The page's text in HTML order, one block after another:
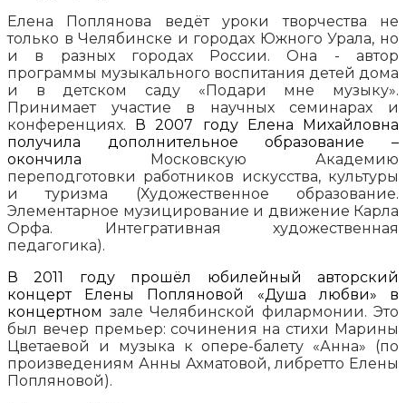
Елена Поплянова ведёт уроки творчества не
только в Челябинске и городах Южного Урала, но
и в разных городах России. Она - автор
программы музыкального воспитания детей дома
и в детском саду «Подари мне музыку».
Принимает участие в научных семинарах и
конференциях. В 2007 году Елена Михайловна
получила дополнительное образование –
окончила
Московскую Академию
переподготовки работников искусства, культуры
и туризма (Художественное образование.
Элементарное музицирование и движение Карла
Орфа. Интегративная художественная
педагогика).
В 2011 году прошёл юбилейный авторский
концерт Елены Попляновой «Душа любви» в
концертном зале Челябинской филармонии. Это
был вечер премьер: сочинения на стихи Марины
Цветаевой и музыка к опере-балету «Анна» (по
произведениям Анны Ахматовой, либретто Елены
Попляновой).